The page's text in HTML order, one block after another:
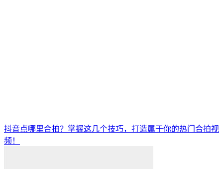
抖音点哪里合拍？掌握这几个技巧，打造属于你的热门合拍视
频！